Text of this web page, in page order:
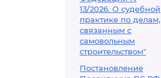
13/2026. О судебной
практике по делам,
связанным с
самовольным
строительством"
Постановление